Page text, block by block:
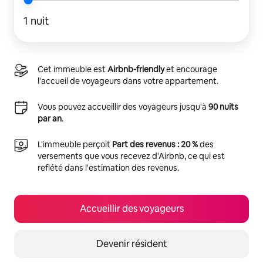
1 nuit
Cet immeuble estAirbnb-friendlyet encourage
l'accueil de voyageurs dans votre appartement.
Vous pouvez accueillir des voyageurs jusqu'à 90 nuits
par an.
L'immeuble perçoit Part des revenus : 20 %des
versements que vous recevez d'Airbnb, ce qui est
reflété dans l'estimation des revenus.
Accueillir des voyageurs
Devenir résident